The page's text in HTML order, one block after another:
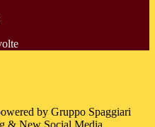
by Gruppo Spaggiari
& New Social Media